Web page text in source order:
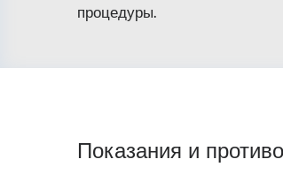
процедуры.
Показания и